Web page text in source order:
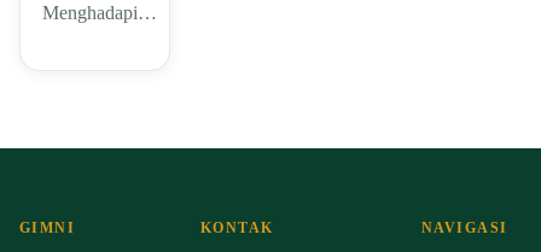
Menghadapi…
GIMNI KONTAK NAVIGASI